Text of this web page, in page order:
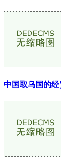
中国取乌国的